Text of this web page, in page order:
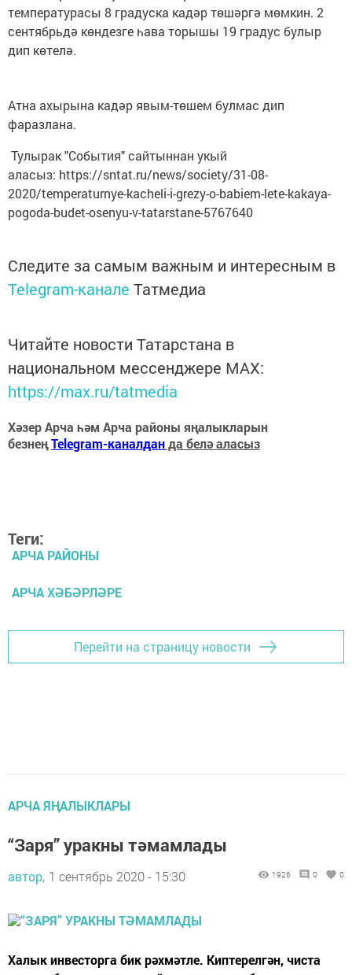
температурасы 8 градуска кадәр төшәргә мөмкин. 2
сентябрьдә көндезге һава торышы 19 градус булыр
дип көтелә.
Атна ахырына кадәр явым-төшем булмас дип
фаразлана.
Тулырак "События" сайтыннан укый
аласыз: https://sntat.ru/news/society/31-08-
2020/temperaturnye-kacheli-i-grezy-o-babiem-lete-kakaya-
pogoda-budet-osenyu-v-tatarstane-5767640
Следите за самым важным и интересным в
Telegram-канале Татмедиа
Читайте новости Татарстана в
национальном мессенджере MАХ:
https://max.ru/tatmedia
Хәзер Арча һәм Арча районы яңалыкларын
безнеңTelegram-каналданда белә аласыз
Теги:
АРЧА РАЙОНЫ
АРЧА ХӘБӘРЛӘРЕ
Перейти на страницу новости
АРЧА ЯҢАЛЫКЛАРЫ
“Заря” уракны тәмамлады
автор, 1 сентябрь 2020 - 15:30 1926 0 0
Халык инвесторга бик рәхмәтле. Киптерелгән, чиста